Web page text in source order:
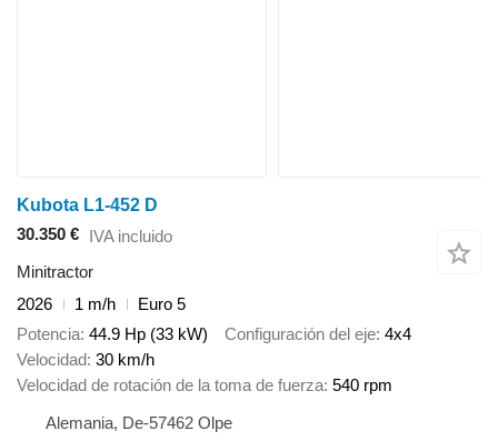
Kubota L1-452 D
30.350 € IVA incluido
Minitractor
2026
1 m/h
Euro 5
Potencia 44.9 Hp (33 kW) Configuración del eje 4x4
Velocidad 30 km/h
Velocidad de rotación de la toma de fuerza 540 rpm
Alemania, De-57462 Olpe